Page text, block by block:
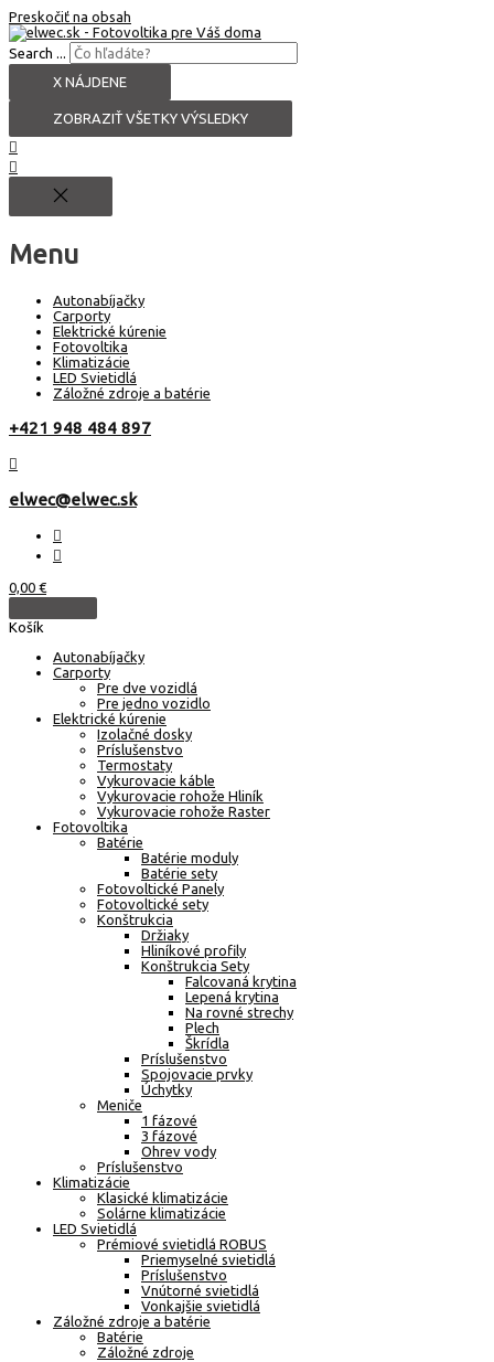
Preskočiť na obsah
Search ...
X NÁJDENE
ZOBRAZIŤ VŠETKY VÝSLEDKY
Menu
Autonabíjačky
Carporty
Elektrické kúrenie
Fotovoltika
Klimatizácie
LED Svietidlá
Záložné zdroje a batérie
+421 948 484 897
elwec@elwec.sk
0,00 €
Košík
Autonabíjačky
Carporty
Pre dve vozidlá
Pre jedno vozidlo
Elektrické kúrenie
Izolačné dosky
Príslušenstvo
Termostaty
Vykurovacie káble
Vykurovacie rohože Hliník
Vykurovacie rohože Raster
Fotovoltika
Batérie
Batérie moduly
Batérie sety
Fotovoltické Panely
Fotovoltické sety
Konštrukcia
Držiaky
Hliníkové profily
Konštrukcia Sety
Falcovaná krytina
Lepená krytina
Na rovné strechy
Plech
Škrídla
Príslušenstvo
Spojovacie prvky
Úchytky
Meniče
1 fázové
3 fázové
Ohrev vody
Príslušenstvo
Klimatizácie
Klasické klimatizácie
Solárne klimatizácie
LED Svietidlá
Prémiové svietidlá ROBUS
Priemyselné svietidlá
Príslušenstvo
Vnútorné svietidlá
Vonkajšie svietidlá
Záložné zdroje a batérie
Batérie
Záložné zdroje